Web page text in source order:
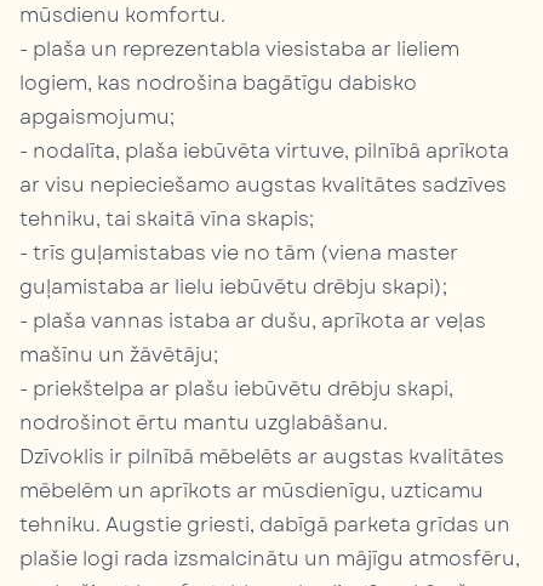
mūsdienu komfortu.
- plaša un reprezentabla viesistaba ar lieliem
logiem, kas nodrošina bagātīgu dabisko
apgaismojumu;
- nodalīta, plaša iebūvēta virtuve, pilnībā aprīkota
ar visu nepieciešamo augstas kvalitātes sadzīves
tehniku, tai skaitā vīna skapis;
- trīs guļamistabas vie no tām (viena master
guļamistaba ar lielu iebūvētu drēbju skapi);
- plaša vannas istaba ar dušu, aprīkota ar veļas
mašīnu un žāvētāju;
- priekštelpa ar plašu iebūvētu drēbju skapi,
nodrošinot ērtu mantu uzglabāšanu.
Dzīvoklis ir pilnībā mēbelēts ar augstas kvalitātes
mēbelēm un aprīkots ar mūsdienīgu, uzticamu
tehniku. Augstie griesti, dabīgā parketa grīdas un
plašie logi rada izsmalcinātu un mājīgu atmosfēru,